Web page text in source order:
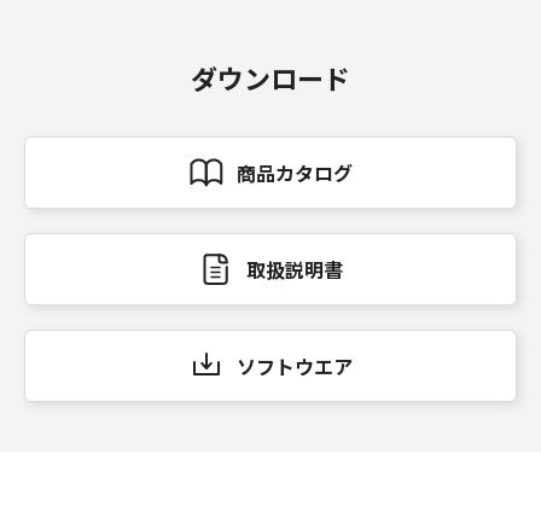
ダウンロード
商品カタログ
取扱説明書
ソフトウエア